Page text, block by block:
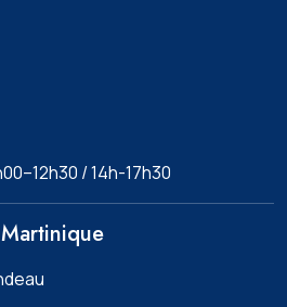
/ 14h-17h30